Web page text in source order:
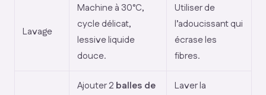
Lavage
Machine à 30°C,
cycle délicat,
lessive liquide
douce.
Utiliser de
l’adoucissant qui
écrase les
fibres.
Ajouter 2 balles de
Laver la